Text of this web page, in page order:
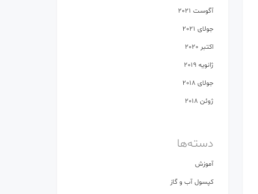
آگوست 2021
جولای 2021
اکتبر 2020
ژانویه 2019
جولای 2018
ژوئن 2018
دسته‌ها
آموزش
كپسول آب و گاز